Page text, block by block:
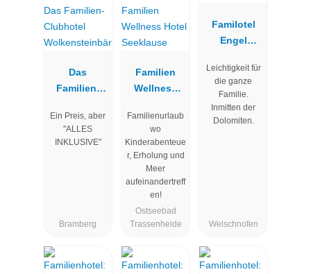
Das
Familien-
Wolkenstein
Ein Preis, aber
"ALLES
INKLUSIVE"
Bramberg
Familien
Wellness
Seeklause
Familienurlaub
wo
Kinderabenteue
r, Erholung und
Meer
aufeinandertreff
en!
Ostseebad
Trassenheide
Familotel
Engel
Leichtigkeit für
die ganze
Familie.
Inmitten der
Dolomiten.
Welschnofen